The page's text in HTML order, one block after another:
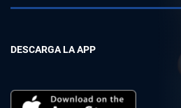
DESCARGA LA APP